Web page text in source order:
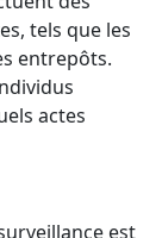
tels que les
entrepôts.
actes
est